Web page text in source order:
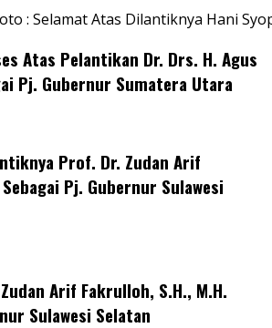
: Selamat Atas Dilantiknya Hani
Atas Pelantikan Dr. Drs. H. Agus
Pj. Gubernur Sumatera Utara
Prof. Dr. Zudan Arif
Pj. Gubernur Sulawesi
Arif Fakrulloh, S.H., M.H.
Sulawesi Selatan